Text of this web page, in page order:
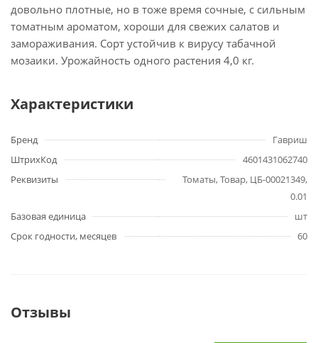
довольно плотные, но в тоже время сочные, с сильным
томатным ароматом, хороши для свежих салатов и
замораживания. Сорт устойчив к вирусу табачной
мозаики. Урожайность одного растения 4,0 кг.
Характеристики
Бренд
Гавриш
ШтрихКод
4601431062740
Реквизиты
Томаты, Товар, ЦБ-00021349,
0.01
Базовая единица
шт
Срок годности, месяцев
60
Отзывы